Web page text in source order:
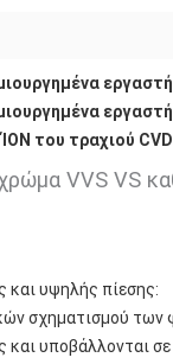
του τραχιού
VVS VS
και υψηλής πίεσης:
σχηματισμού των
υποβάλλονται